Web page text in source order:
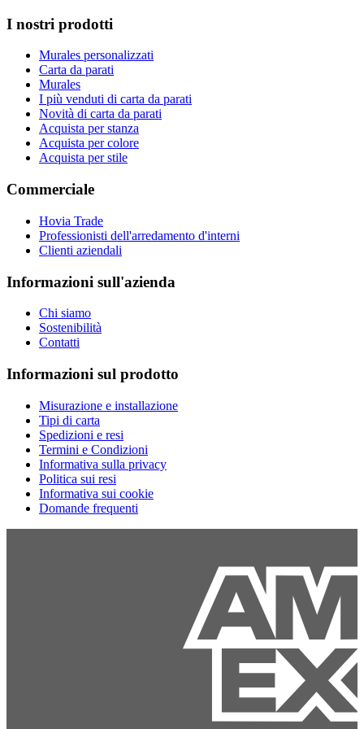
I nostri prodotti
Murales personalizzati
Carta da parati
Murales
I più venduti di carta da parati
Novità di carta da parati
Acquista per stanza
Acquista per colore
Acquista per stile
Commerciale
Hovia Trade
Professionisti dell'arredamento d'interni
Clienti aziendali
Informazioni sull'azienda
Chi siamo
Sostenibilità
Contatti
Informazioni sul prodotto
Misurazione e installazione
Tipi di carta
Spedizioni e resi
Termini e Condizioni
Informativa sulla privacy
Politica sui resi
Informativa sui cookie
Domande frequenti